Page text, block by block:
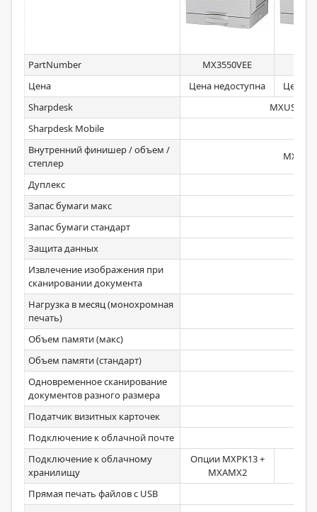
PartNumber MX3550VEE
Цена
Цена недоступна
Цена
Sharpdesk
MXUSX1/
Sharpdesk Mobile
Внутренний финишер / объем /
степлер
Дуплекс
Запас бумаги макс
Запас бумаги стандарт
Защита данных
Извлечение изображения при
сканировании документа
Нагрузка в месяц (монохромная
печать)
Объем памяти (макс)
Объем памяти (стандарт)
Одновременное сканирование
документов разного размера
Податчик визитных карточек
Подключение к облачной почте
Подключение к облачному
хранилищу
Опции MXPK13 +
MXAMX2
Прямая печать файлов с USB